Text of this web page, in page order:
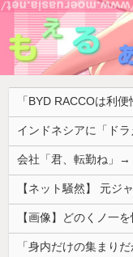
【画像】どのくノ一